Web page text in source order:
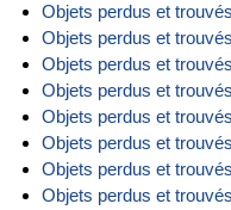
Objets perdus et
Objets perdus et
Objets perdus et
Objets perdus et
Objets perdus et
Objets perdus et
Objets perdus et
Objets perdus et